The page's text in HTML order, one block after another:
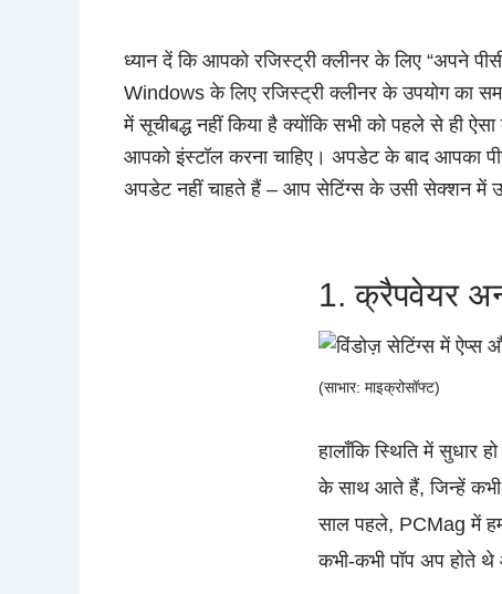
ध्यान दें कि आपको रजिस्ट्री क्लीनर के लिए “अपने
Windows के लिए रजिस्ट्री क्लीनर के उपयोग का
में सूचीबद्ध नहीं किया है क्योंकि सभी को पहले से ही
आपको इंस्टॉल करना चाहिए। अपडेट के बाद आपका
अपडेट नहीं चाहते हैं – आप सेटिंग्स के उसी सेक्शन में
1. क्रैपवेयर
(साभार: माइक्रोसॉफ्ट)
हालाँकि स्थिति में सुधार
के साथ आते हैं, जिन्हें
साल पहले, PCMag में
कभी-कभी पॉप अप होते थे